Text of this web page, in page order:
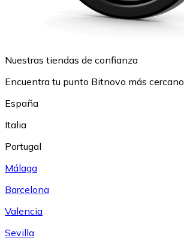
Nuestras tiendas de confianza
Encuentra tu punto Bitnovo más cercano
España
Italia
Portugal
Málaga
Barcelona
Valencia
Sevilla